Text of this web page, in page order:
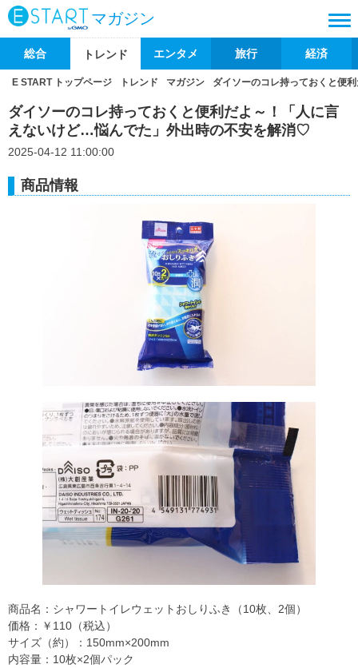
マガジン
総合 トレンド エンタメ 旅行 経済
E START トップページ トレンド マガジン ダイソーのコレ持っておくと便
ダイソーのコレ持っておくと便利だよ～！「人に言
えないけど…悩んでた」外出時の不安を解消♡
2025-04-12 11:00:00
商品情報
商品名：シャワートイレウェットおしりふき（10枚、2個）
価格：￥110（税込）
サイズ（約）：150mm×200mm
内容量：10枚×2個パック